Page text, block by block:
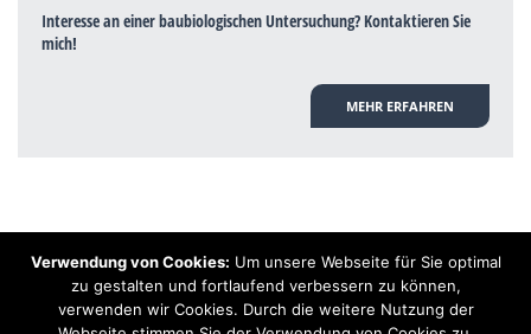
Interesse an einer baubiologischen Untersuchung? Kontaktieren Sie
mich!
MEHR ERFAHREN
Hinweis: Trotz zahlreicher Studien, die einen Zusammenhang zwischen
Elektrosmog und gesundheitlichen Problemen aufzeigen, ist es von der
praktischen Schulmedizin bisher wissenschaftlich nicht anerkannt, dass
Elektrosmog und Erdstrahlen gesundheitliche Auswirkungen haben können.
Verwendung von Cookies: Um unsere Webseite für Sie optimal
zu gestalten und fortlaufend verbessern zu können,
verwenden wir Cookies. Durch die weitere Nutzung der